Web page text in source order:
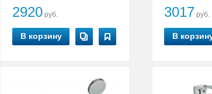
2920 руб.
В корзину
3017 руб.
В